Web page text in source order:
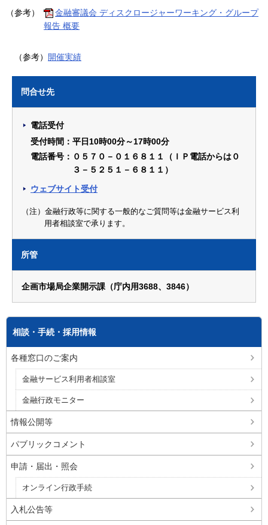
（参考）
金融審議会 ディスクロージャーワーキング・グループ
報告 概要
（参考） 開催実績
問合せ先
電話受付
受付時間：平日10時00分～17時00分
電話番号：０５７０－０１６８１１（ＩＰ電話からは０
３－５２５１－６８１１）
ウェブサイト受付
（注）金融行政等に関する一般的なご質問等は金融サービス利
用者相談室で承ります。
所管
企画市場局企業開示課（庁内用3688、3846）
相談・手続・採用情報
各種窓口のご案内
金融サービス利用者相談室
金融行政モニター
情報公開等
パブリックコメント
申請・届出・照会
オンライン行政手続
入札公告等